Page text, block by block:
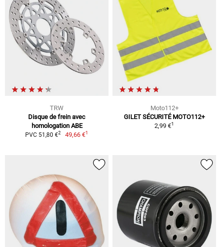
TRW
Disque de frein avec
homologation ABE
PVC 51,80 €2 49,66 €1
Moto112+
GILET SÉCURITÉ MOTO112+
2,99 €1